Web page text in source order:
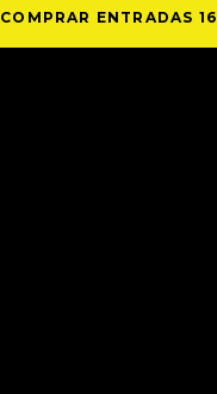
COMPRAR ENTRADAS 16